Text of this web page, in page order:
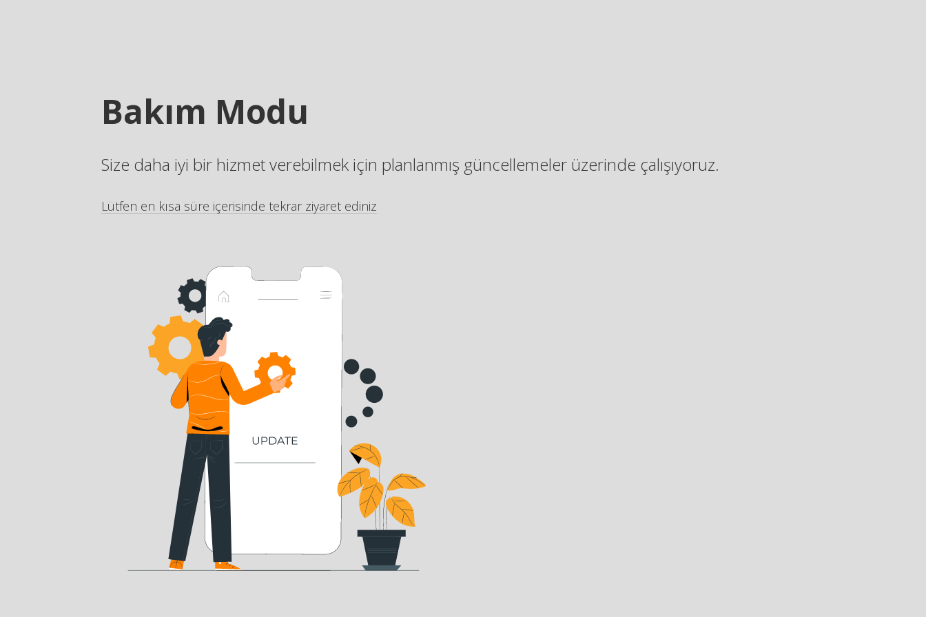
Bakım Modu
Size daha iyi bir hizmet verebilmek için planlanmış güncellemeler üzerinde çalışıyoruz.
Lütfen en kısa süre içerisinde tekrar ziyaret ediniz